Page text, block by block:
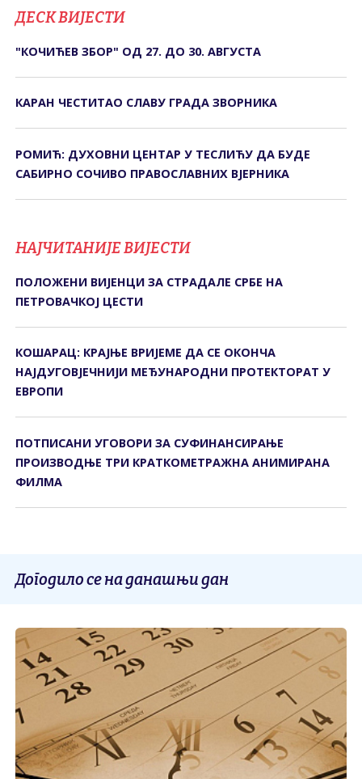
ДЕСК ВИЈЕСТИ
"КОЧИЋЕВ ЗБОР" ОД 27. ДО 30. АВГУСТА
КАРАН ЧЕСТИТАО СЛАВУ ГРАДА ЗВОРНИКА
РОМИЋ: ДУХОВНИ ЦЕНТАР У ТЕСЛИЋУ ДА БУДЕ
САБИРНО СОЧИВО ПРАВОСЛАВНИХ ВЈЕРНИКА
НАЈЧИТАНИЈЕ ВИЈЕСТИ
ПОЛОЖЕНИ ВИЈЕНЦИ ЗА СТРАДАЛЕ СРБЕ НА
ПЕТРОВАЧКОЈ ЦЕСТИ
КОШАРАЦ: КРАЈЊЕ ВРИЈЕМЕ ДА СЕ ОКОНЧА
НАЈДУГОВЈЕЧНИЈИ МЕЂУНАРОДНИ ПРОТЕКТОРАТ У
ЕВРОПИ
ПОТПИСАНИ УГОВОРИ ЗА СУФИНАНСИРАЊЕ
ПРОИЗВОДЊЕ ТРИ КРАТКОМЕТРАЖНА АНИМИРАНА
ФИЛМА
Догодило се на данашњи дан